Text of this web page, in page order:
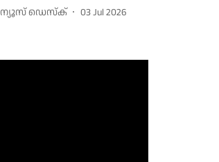
ന്യൂസ് ഡെസ്ക് 03 Jul 2026